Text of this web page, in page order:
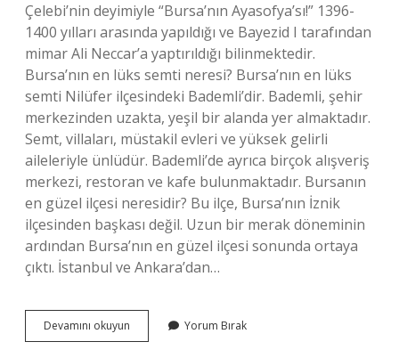
Çelebi’nin deyimiyle “Bursa’nın Ayasofya’sı!” 1396-
1400 yılları arasında yapıldığı ve Bayezid I tarafından
mimar Ali Neccar’a yaptırıldığı bilinmektedir.
Bursa’nın en lüks semti neresi? Bursa’nın en lüks
semti Nilüfer ilçesindeki Bademli’dir. Bademli, şehir
merkezinden uzakta, yeşil bir alanda yer almaktadır.
Semt, villaları, müstakil evleri ve yüksek gelirli
aileleriyle ünlüdür. Bademli’de ayrıca birçok alışveriş
merkezi, restoran ve kafe bulunmaktadır. Bursanın
en güzel ilçesi neresidir? Bu ilçe, Bursa’nın İznik
ilçesinden başkası değil. Uzun bir merak döneminin
ardından Bursa’nın en güzel ilçesi sonunda ortaya
çıktı. İstanbul ve Ankara’dan…
Devamını okuyun Bursanın
Neresi
Yorum Bırak